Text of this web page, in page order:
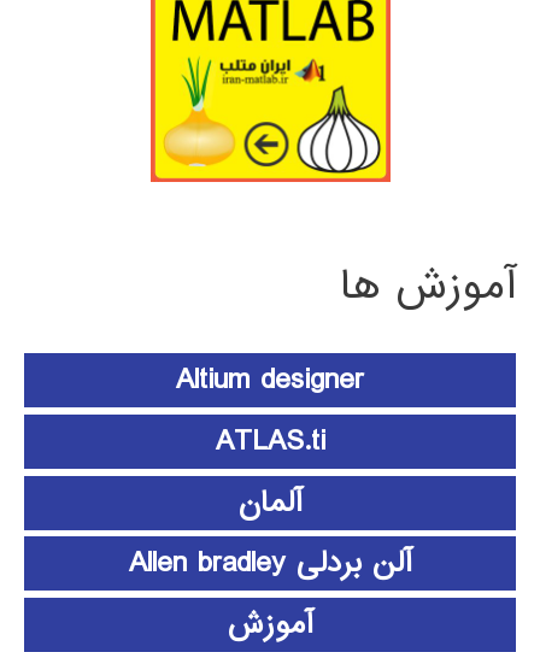
آموزش ها
Altium designer
ATLAS.ti
آلمان
آلن بردلی Allen bradley
آموزش